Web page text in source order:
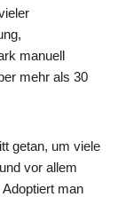
manuell
mehr als 30
getan, um viele
vor allem
man